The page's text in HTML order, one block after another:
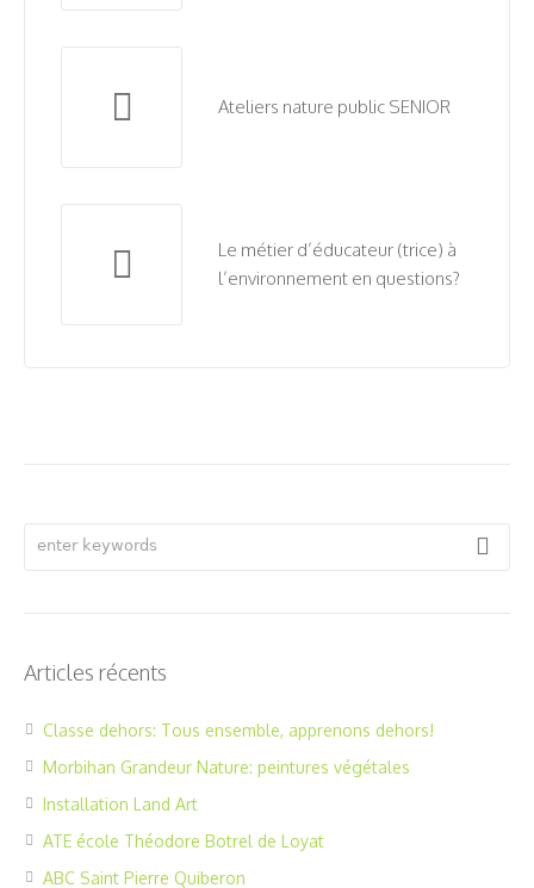
Ateliers nature public SENIOR
Le métier d’éducateur (trice) à
l’environnement en questions?
Articles récents
Classe dehors: Tous ensemble, apprenons dehors!
Morbihan Grandeur Nature: peintures végétales
Installation Land Art
ATE école Théodore Botrel de Loyat
ABC Saint Pierre Quiberon